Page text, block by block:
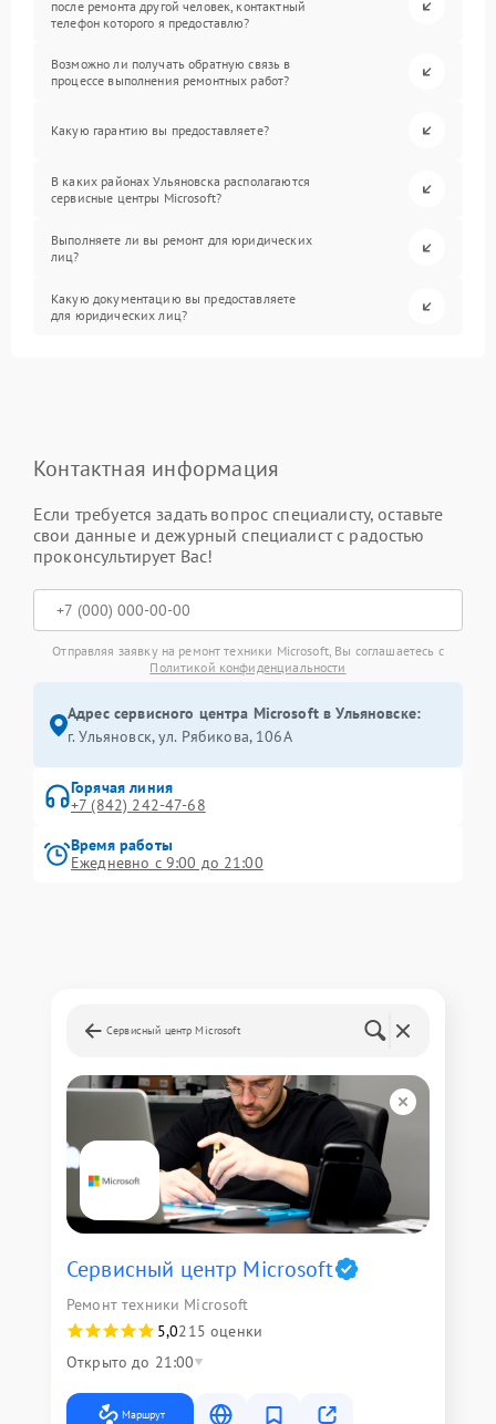
после ремонта другой человек, контактный
телефон которого я предоставлю?
Возможно ли получать обратную связь в
процессе выполнения ремонтных работ?
Какую гарантию вы предоставляете?
В каких районах Ульяновска располагаются
сервисные центры Microsoft?
Выполняете ли вы ремонт для юридических
лиц?
Какую документацию вы предоставляете
для юридических лиц?
Контактная информация
Если требуется задать вопрос специалисту, оставьте
свои данные и дежурный специалист с радостью
проконсультирует Вас!
Отправляя заявку на ремонт техники Microsoft, Вы соглашаетесь с
Политикой конфиденциальности
Адрес сервисного центра Microsoft в Ульяновске:
г. Ульяновск, ул. Рябикова, 106А
Горячая линия
+7 (842) 242-47-68
Время работы
Ежедневно с 9:00 до 21:00
Сервисный центр Microsoft
Сервисный центр Microsoft
Ремонт техники Microsoft
5,0215 оценки
Открыто до 21:00
Маршрут